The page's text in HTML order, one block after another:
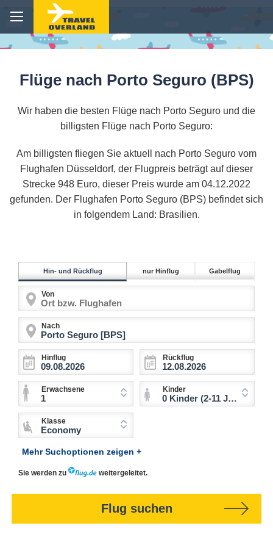
Flüge nach Porto Seguro (BPS)
Wir haben die besten Flüge nach Porto Seguro und die
billigsten Flüge nach Porto Seguro:
Am billigsten fliegen Sie aktuell nach Porto Seguro vom
Flughafen Düsseldorf, der Flugpreis beträgt auf dieser
Strecke 948 Euro, dieser Preis wurde am 04.12.2022
gefunden. Der Flughafen Porto Seguro (BPS) befindet sich
in folgendem Land: Brasilien.
Hin- und Rückflug nur Hinflug Gabelflug
Von
Nach
Hinflug Rückflug
Erwachsene
1
Kinder
0 Kinder (2-11 Jahre)
Klasse
Economy
Mehr Suchoptionen zeigen +
Sie werden zu weitergeleitet.
Flug suchen